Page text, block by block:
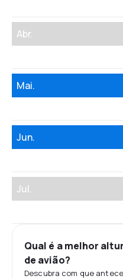
Abr.
Mai.
Jun.
Jul.
Qual é a melhor
de avião?
Descubra com que